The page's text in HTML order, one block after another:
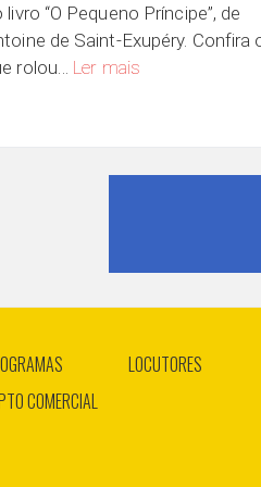
livro “O Pequeno Príncipe”, de
de Saint-Exupéry. Confira
rolou… Ler mais
LOCUTORES
COMERCIAL